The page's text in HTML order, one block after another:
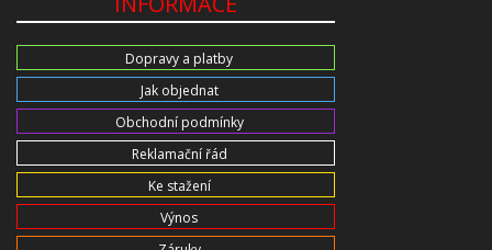
Dopravy a platby
Jak objednat
Obchodní podmínky
Reklamační řád
Ke stažení
Výnos